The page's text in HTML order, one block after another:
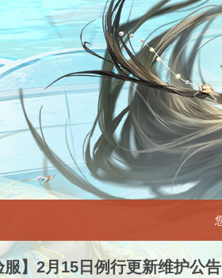
】2月15日例行更新维护公告